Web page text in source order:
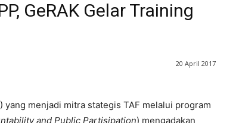
GeRAK Gelar Training
20 April 2017
yang menjadi mitra stategis TAF melalui program
and Public Partisipation) mengadakan